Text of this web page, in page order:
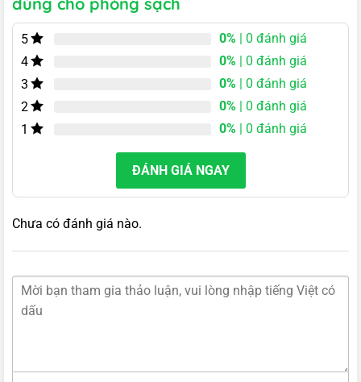
5 0% | 0 đánh giá
4
0% | 0 đánh giá
3
0% | 0 đánh giá
2
0% | 0 đánh giá
1
0% | 0 đánh giá
ĐÁNH GIÁ NGAY
Chưa có đánh giá nào.